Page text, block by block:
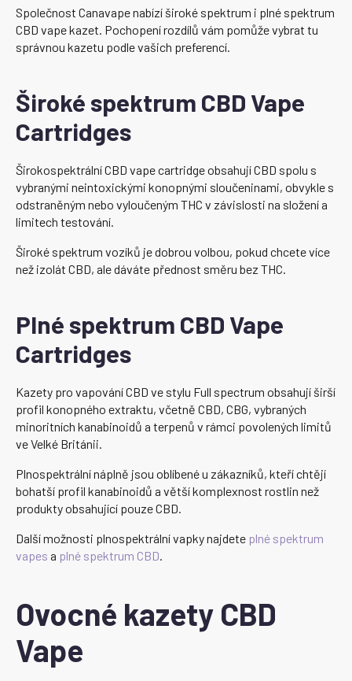
Společnost Canavape nabízí široké spektrum i plné spektrum
CBD vape kazet. Pochopení rozdílů vám pomůže vybrat tu
správnou kazetu podle vašich preferencí.
Široké spektrum CBD Vape
Cartridges
Širokospektrální CBD vape cartridge obsahují CBD spolu s
vybranými neintoxickými konopnými sloučeninami, obvykle s
odstraněným nebo vyloučeným THC v závislosti na složení a
limitech testování.
Široké spektrum vozíků je dobrou volbou, pokud chcete více
než izolát CBD, ale dáváte přednost směru bez THC.
Plné spektrum CBD Vape
Cartridges
Kazety pro vapování CBD ve stylu Full spectrum obsahují širší
profil konopného extraktu, včetně CBD, CBG, vybraných
minoritních kanabinoidů a terpenů v rámci povolených limitů
ve Velké Británii.
Plnospektrální náplně jsou oblíbené u zákazníků, kteří chtějí
bohatší profil kanabinoidů a větší komplexnost rostlin než
produkty obsahující pouze CBD.
Další možnosti plnospektrální vapky najdete plné spektrum
vapes a plné spektrum CBD.
Ovocné kazety CBD
Vape